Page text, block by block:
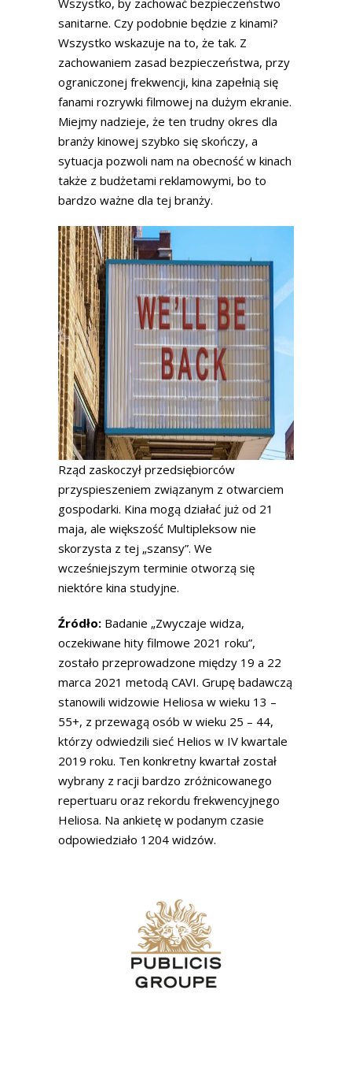
sanitarne. Czy podobnie będzie z kinami?
Wszystko wskazuje na to, że tak. Z
zachowaniem zasad bezpieczeństwa, przy
ograniczonej frekwencji, kina zapełnią się
fanami rozrywki filmowej na dużym ekranie.
Miejmy nadzieje, że ten trudny okres dla
branży kinowej szybko się skończy, a
sytuacja pozwoli nam na obecność w kinach
także z budżetami reklamowymi, bo to
bardzo ważne dla tej branży.
Rząd zaskoczył przedsiębiorców
przyspieszeniem związanym z otwarciem
gospodarki. Kina mogą działać już od 21
maja, ale większość Multipleksow nie
skorzysta z tej „szansy”. We
wcześniejszym terminie otworzą się
niektóre kina studyjne.
Źródło: Badanie „Zwyczaje widza,
oczekiwane hity filmowe 2021 roku”,
zostało przeprowadzone między 19 a 22
marca 2021 metodą CAVI. Grupę badawczą
stanowili widzowie Heliosa w wieku 13 –
55+, z przewagą osób w wieku 25 – 44,
którzy odwiedzili sieć Helios w IV kwartale
2019 roku. Ten konkretny kwartał został
wybrany z racji bardzo zróżnicowanego
repertuaru oraz rekordu frekwencyjnego
Heliosa. Na ankietę w podanym czasie
odpowiedziało 1204 widzów.